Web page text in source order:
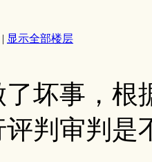
| 显示全部楼层
了坏事，根
判审判是